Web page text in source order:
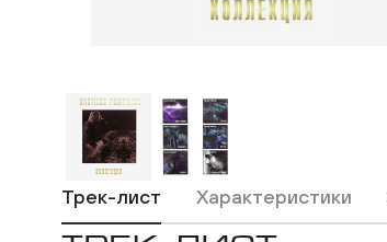
Трек-лист Характеристики